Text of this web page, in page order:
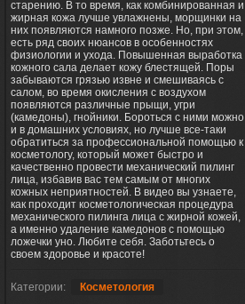
старению. В то время, как комбинированная и
жирная кожа лучше увлажнены, морщинки на
них появляются намного позже. Но, при этом,
есть ряд своих нюансов в особенностях
физиологии и ухода. Повышенная выработка
кожного сала делает кожу блестящей. Поры
забываются грязью извне и смешиваясь с
салом, во время окисления с воздухом
появляются различные прыщи, угри
(камедоны), гнойники. Бороться с ними можно
и в домашних условиях, но лучше все-таки
обратиться за профессиональной помощью к
косметологу, который может быстро и
качественно провести механический пилинг
лица, избавив вас тем самым от многих
кожных неприятностей. В видео вы узнаете,
как проходит косметологическая процедура
механического пилинга лица с жирной кожей,
а именно удаление камедонов с помощью
ложечки уно. Любите себя. Заботьтесь о
своем здоровье и красоте!
Категории: Косметология